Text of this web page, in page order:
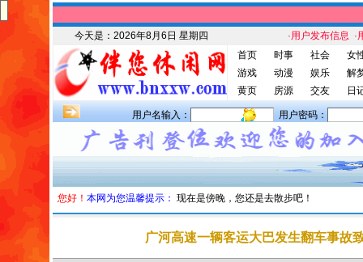
今天是： 2026年8月6日 星期四 ·用户发布信息 ·
首页
时事 社会
女
游戏
动漫 娱乐
解
黄页
房源 交友 日
用户名输入： 用户密码：
您好！ 本网为您温馨提示： 现在是傍晚，您还是去散步吧！
广河高速一辆客运大巴发生翻车事故